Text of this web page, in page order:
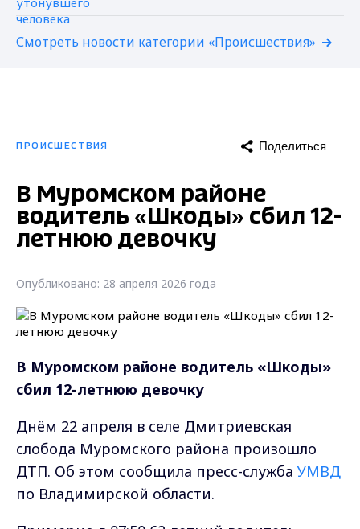
Смотреть новости категории «Происшествия»
ПРОИСШЕСТВИЯ Поделиться
В Муромском районе
водитель «Шкоды» сбил 12-
летнюю девочку
Опубликовано: 28 апреля 2026 года
В Муромском районе водитель «Шкоды»
сбил 12-летнюю девочку
Днём 22 апреля в селе Дмитриевская
слобода Муромского района произошло
ДТП. Об этом сообщила пресс-службаУМВД
по Владимирской области.